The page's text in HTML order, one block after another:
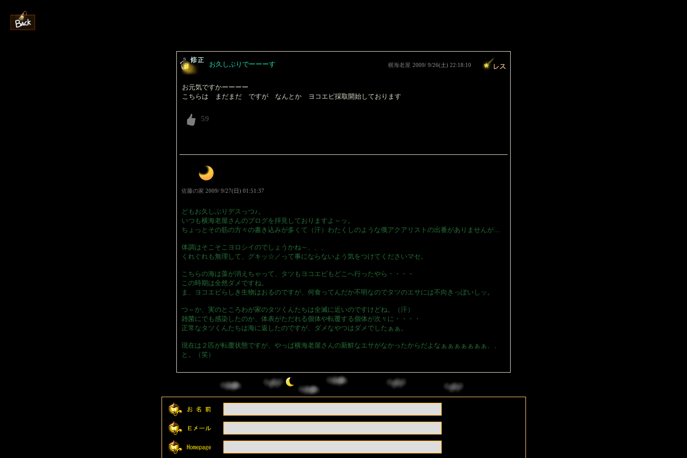
お久しぶりでーーーす 横海老屋 2009/ 9/26(土) 22:18:10
お元気ですかーーーー
こちらは まだまだ ですが なんとか ヨコエビ採取開始しております
佐藤の家 2009/ 9/27(日) 01:51:37
どもお久しぶりデスっつ♪。
いつも横海老屋さんのブログを拝見しておりますよ～ッ。
ちょっとその筋の方々の書き込みが多くて（汗）わたくしのような俄アクアリストの出番がありませんが....
体調はそこそこヨロシイのでしょうかね～、、、
くれぐれも無理して、グキッ☆／って事にならないよう気をつけてくださいマセ。
こちらの海は藻が消えちゃって、タツもヨコエビもどこへ行ったやら・・・・
この時期は全然ダメですね。
ま、ヨコエビらしき生物はおるのですが、何食ってんだか不明なのでタツのエサには不向きっぽいしッ。
つ～か、実のところわが家のタツくんたちは全滅に近いのですけどね。（汗）
雑菌にでも感染したのか、体表がただれる個体や転覆する個体が次々に・・・・
正常なタツくんたちは海に返したのですが、ダメなやつはダメでしたぁぁ。
現在は２匹が転覆状態ですが、やっぱ横海老屋さんの新鮮なエサがなかったからだよなぁぁぁぁぁぁぁ、、
と。（笑）